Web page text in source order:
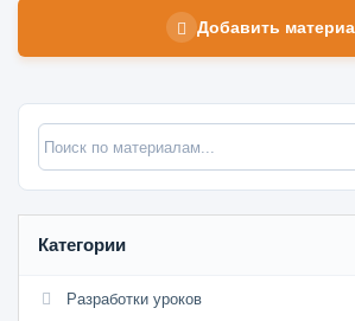
Добавить
Категории
Разработки уроков